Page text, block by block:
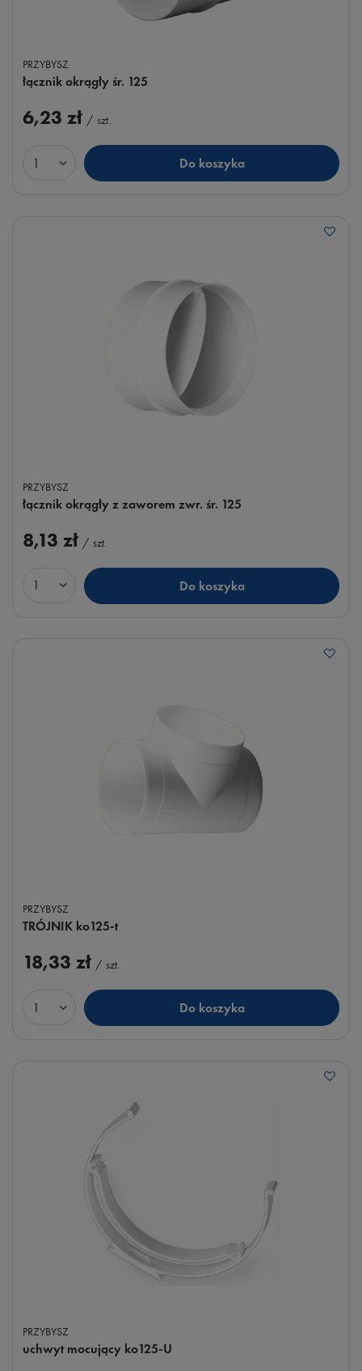
PRZYBYSZ
łącznik okrągły śr. 125
6,23 zł / szt.
Ilość produktów Do koszyka
PRZYBYSZ
łącznik okrągły z zaworem zwr. śr. 125
8,13 zł / szt.
Ilość produktów Do koszyka
PRZYBYSZ
TRÓJNIK ko125-t
18,33 zł / szt.
Ilość produktów Do koszyka
PRZYBYSZ
uchwyt mocujący ko125-U